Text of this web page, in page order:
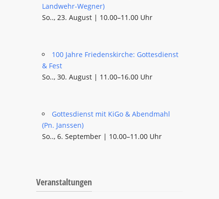
Landwehr-Wegner)
So.., 23. August | 10.00–11.00 Uhr
100 Jahre Friedenskirche: Gottesdienst
& Fest
So.., 30. August | 11.00–16.00 Uhr
Gottesdienst mit KiGo & Abendmahl
(Pn. Janssen)
So.., 6. September | 10.00–11.00 Uhr
Veranstaltungen